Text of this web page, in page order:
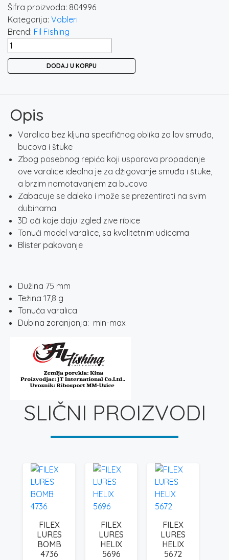
Šifra proizvoda: 804996
Kategorija: Vobleri
Brend: Fil Fishing
FILEX
LURES
DODAJ U KORPU
Opis
Varalica bez kljuna specifičnog oblika za lov smuđa,
bucova i štuke
Zbog posebnog repića koji usporava propadanje
ove varalice idealna je za džigovanje smuđa i štuke,
a brzim namotavanjem za bucova
Zabacuje se daleko i može se prezentirati na svim
dubinama
3D oči koje daju izgled zive ribice
Tonući model varalice, sa kvalitetnim udicama
Blister pakovanje
Dužina 75 mm
Težina 17,8 g
Tonuća varalica
Dubina zaranjanja: min-max
SLIČNI PROIZVODI
FILEX
LURES
BOMB
4736
FILEX
LURES
HELIX
5696
FILEX
LURES
HELIX
5672